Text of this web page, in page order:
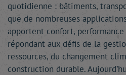
quotidienne : bâtiments,
que de nombreuses
apportent confort,
répondant aux défis de la
ressources, du changement
construction durable.